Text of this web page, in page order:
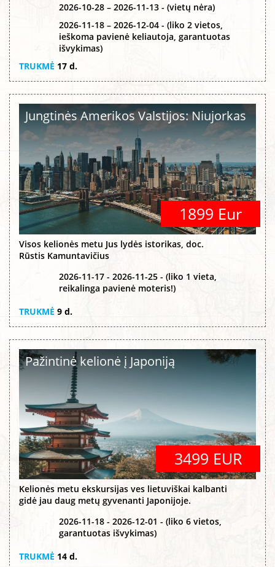
2026-10-28 – 2026-11-13 - (vietų nėra)
2026-11-18 – 2026-12-04 - (liko 2 vietos,
ieškoma pavienė keliautoja, garantuotas
išvykimas)
TRUKMĖ 17 d.
Jungtinės Amerikos Valstijos: Niujorkas
1899 Eur
Visos kelionės metu Jus lydės istorikas, doc.
Rūstis Kamuntavičius
2026-11-17 - 2026-11-25 - (liko 1 vieta,
reikalinga pavienė moteris!)
TRUKMĖ 9 d.
Pažintinė kelionė į Japoniją
3499 EUR
Kelionės metu ekskursijas ves lietuviškai kalbanti
gidė jau daug metų gyvenanti Japonijoje.
2026-11-18 - 2026-12-01 - (liko 6 vietos,
garantuotas išvykimas)
TRUKMĖ 14 d.